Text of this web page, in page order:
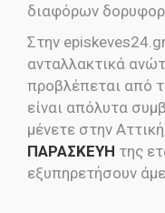
διαφόρων
Στην
ανταλλακτικά
προβλέπεται από
είναι απόλυτα
μένετε στην
ΠΑΡΑΣΚΕΥΗ της
εξυπηρετήσουν